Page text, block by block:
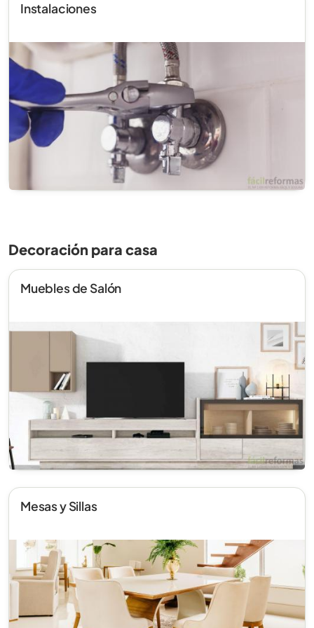
Instalaciones
Decoración para casa
Muebles de Salón
Mesas y Sillas